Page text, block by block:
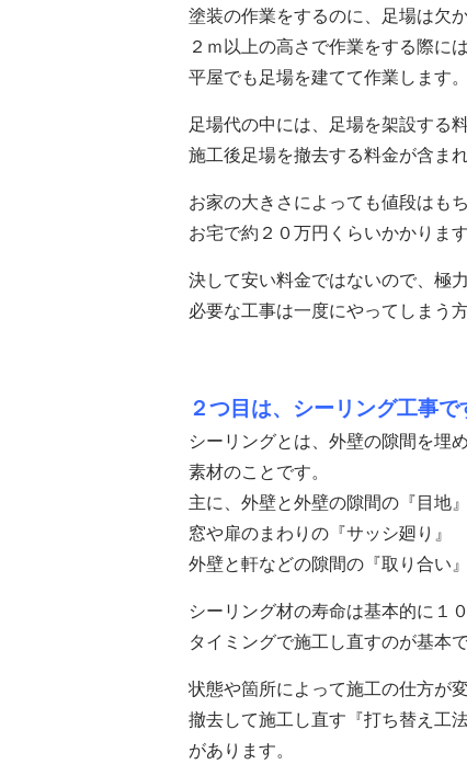
塗装の作業をするのに、足場は欠か
２ｍ以上の高さで作業をする際に
平屋でも足場を建てて作業します。
足場代の中には、足場を架設する
施工後足場を撤去する料金が含まれ
お家の大きさによっても値段はも
お宅で約２０万円くらいかかります
決して安い料金ではないので、極
必要な工事は一度にやってしまう
２つ目は、シーリング工事で
シーリングとは、外壁の隙間を埋
素材のことです。
主に、外壁と外壁の隙間の『目地』
窓や扉のまわりの『サッシ廻り』
外壁と軒などの隙間の『取り合い
シーリング材の寿命は基本的に１
タイミングで施工し直すのが基本で
状態や箇所によって施工の仕方が
撤去して施工し直す『打ち替え工
があります。